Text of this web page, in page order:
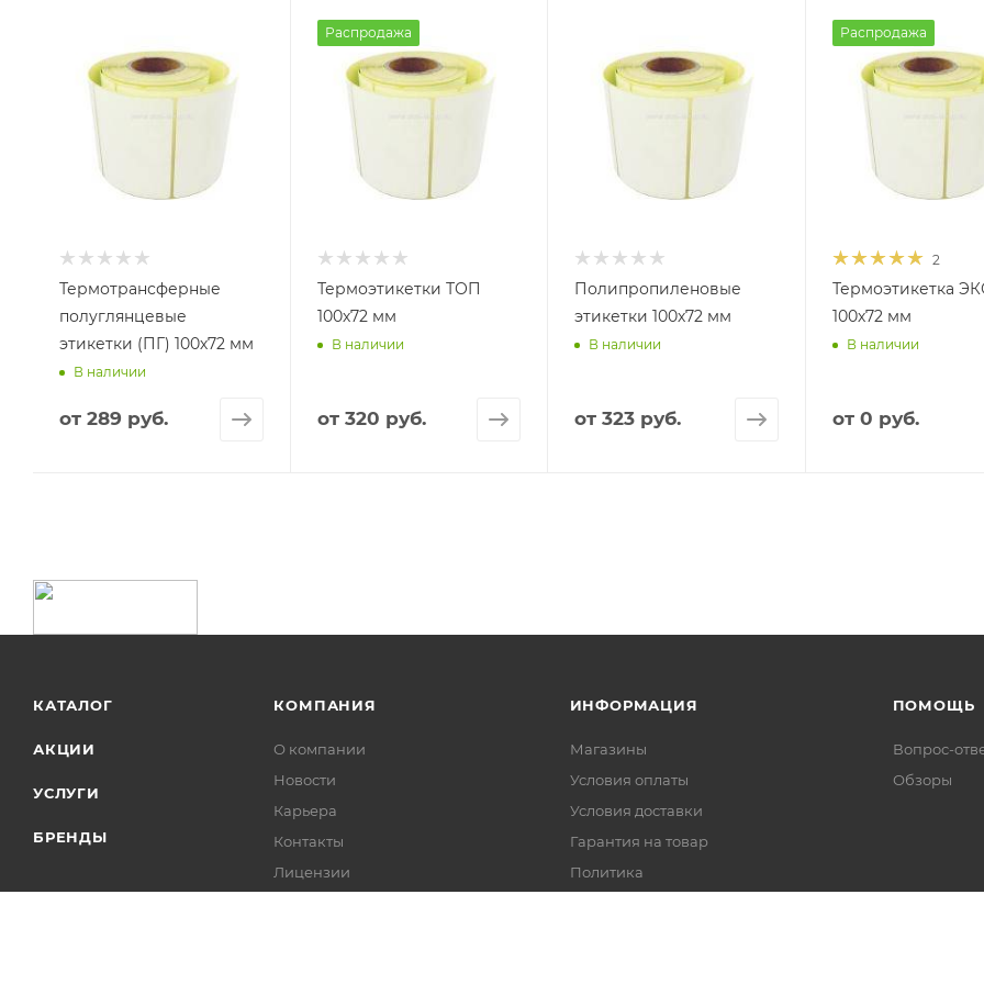
Термотрансферные
полуглянцевые
этикетки (ПГ) 100х72 мм
В наличии
от 289 руб.
Распродажа
Термоэтикетки ТОП
100х72 мм
В наличии
от 320 руб.
Полипропиленовые
этикетки 100х72 мм
В наличии
от 323 руб.
Распродажа
2
Термоэтикетка
100х72 мм
В наличии
от 0 руб.
КАТАЛОГ
АКЦИИ
УСЛУГИ
БРЕНДЫ
КОМПАНИЯ
О компании
Новости
Карьера
Контакты
Лицензии
ИНФОРМАЦИЯ
Магазины
Условия оплаты
Условия доставки
Гарантия на товар
Политика
ПОМОЩЬ
Вопрос-
Обзоры